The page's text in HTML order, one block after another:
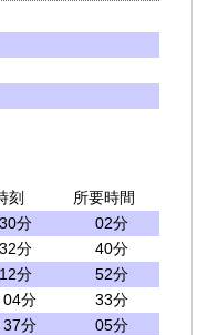
刻
所要時間
分
02分
分
40分
分
52分
分
33分
分
05分